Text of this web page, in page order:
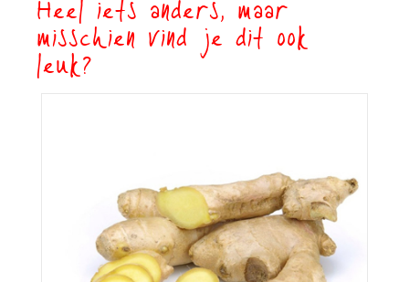
Heel iets anders, maar
misschien vind je dit ook
leuk?